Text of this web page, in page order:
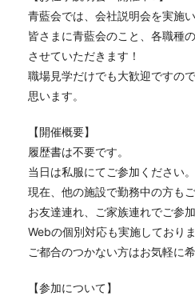
青藍会では、会社説明会を実施
皆さまに青藍会のこと、各職種
させていただきます！
職場見学だけでも大歓迎ですの
思います。
【開催概要】
履歴書は不要です。
当日は私服にてご参加ください。
現在、他の施設で勤務中の方も
お友達連れ、ご家族連れでご参
Webの個別対応も実施しておりま
ご都合のつかない方はお気軽に
【参加について】